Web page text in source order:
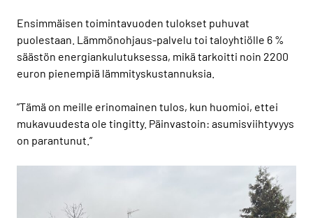
Ensimmäisen toimintavuoden tulokset puhuvat
puolestaan. Lämmönohjaus-palvelu toi taloyhtiölle 6 %
säästön energiankulutuksessa, mikä tarkoitti noin 2200
euron pienempiä lämmityskustannuksia.
”Tämä on meille erinomainen tulos, kun huomioi, ettei
mukavuudesta ole tingitty. Päinvastoin: asumisviihtyvyys
on parantunut.”